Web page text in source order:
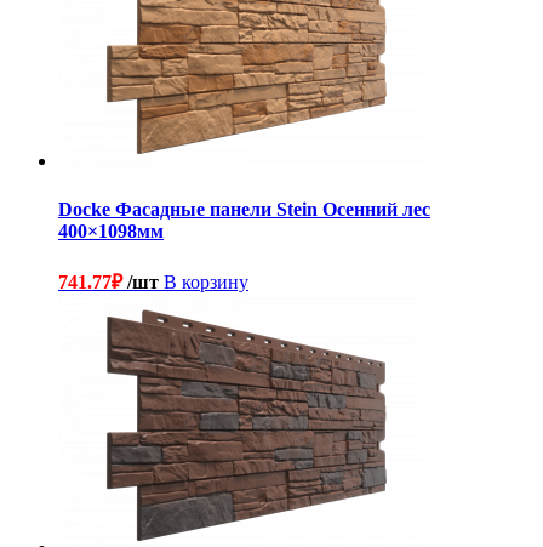
Docke Фасадные панели Stein Осенний лес
400×1098мм
741.77₽/шт В корзину